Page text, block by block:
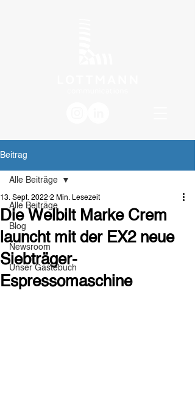
Beitrag
Alle Beiträge
Blog
Newsroom
Unser Gästebuch
Alle Beiträge
Die Welbilt Marke Crem
launcht mit der EX2 neue
Siebträger-
Espressomaschine
13. Sept. 2022 2 Min. Lesezeit